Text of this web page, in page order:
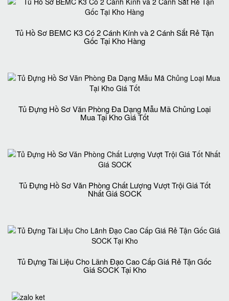
Tủ Hồ Sơ BEMC K3 Có 2 Cánh Kính và 2 Cánh Sắt Rẻ Tận
Gốc Tại Kho Hàng
Tủ Đựng Hồ Sơ Văn Phòng Đa Dạng Mẫu Mã Chủng Loại
Mua Tại Kho Giá Tốt
Tủ Đựng Hồ Sơ Văn Phòng Chất Lượng Vượt Trội Giá Tốt
Nhất Giá SOCK
Tủ Đựng Tài Liệu Cho Lãnh Đạo Cao Cấp Giá Rẻ Tận Gốc
Giá SOCK Tại Kho